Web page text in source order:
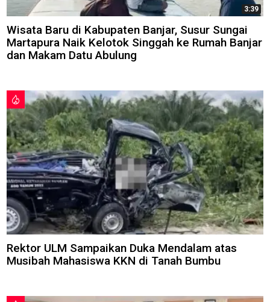
3:39
Wisata Baru di Kabupaten Banjar, Susur Sungai
Martapura Naik Kelotok Singgah ke Rumah Banjar
dan Makam Datu Abulung
Rektor ULM Sampaikan Duka Mendalam atas
Musibah Mahasiswa KKN di Tanah Bumbu